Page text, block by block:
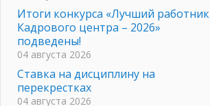
Итоги конкурса «Лучший работник
Кадрового центра – 2026»
подведены!
04 августа 2026
Ставка на дисциплину на
перекрестках
04 августа 2026